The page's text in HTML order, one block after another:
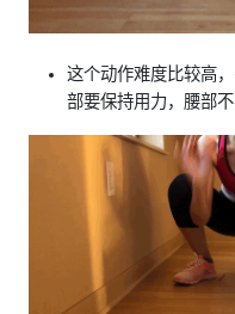
这个动作难度比较高
部要保持用力，腰部不